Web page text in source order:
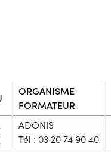
ORGANISME
FORMATEUR
ADONIS
Tél : 03 20 74 90 40